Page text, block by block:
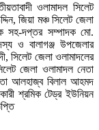
ওলামাদল সিলেট
জিয়া মঞ্চ সিলেট জেলা
সহ-দপ্তর সম্পাদক মো.
ও বালাগঞ্জ উপজেলার
সিলেট জেলা ওলামাদলের
জেলা ওলামাদল নেতা
আলহাজ্ব বিলাল আহমদ
শ্রমিক টেড্র ইউনিয়ন